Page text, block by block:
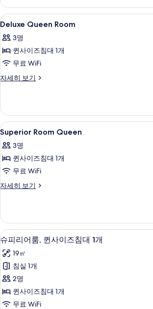
기
세
히
보
Deluxe
Queen
Room
사
진
모
기
11
Deluxe Queen Room
3명
퀸사이즈침대 1개
무료 WiFi
자세히 보기
Deluxe
세
히
보
Superior
Room
Queen
사
진
모
기
15
Superior Room Queen
3명
퀸사이즈침대 1개
무료 WiFi
자세히 보기
Superior
세
히
보
기
슈
피
리
어
룸,
퀸
슈피리어룸,
11
슈피리어룸, 퀸사이즈침대 1개
19㎡
침실 1개
2명
퀸사이즈침대 1개
무료 WiFi